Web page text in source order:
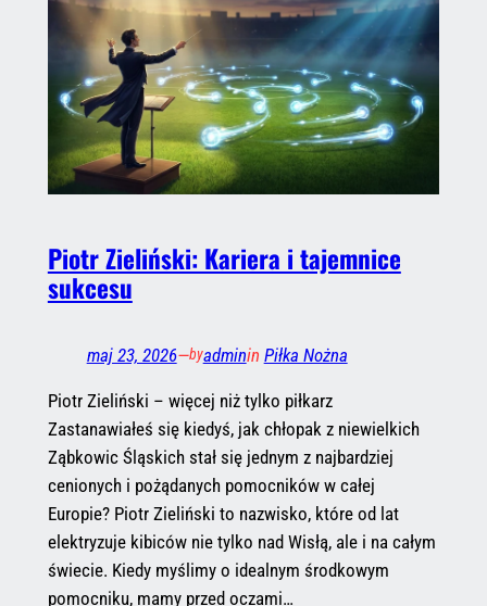
Piotr Zieliński: Kariera i tajemnice
sukcesu
maj 23, 2026—byadminin Piłka Nożna
Piotr Zieliński – więcej niż tylko piłkarz
Zastanawiałeś się kiedyś, jak chłopak z niewielkich
Ząbkowic Śląskich stał się jednym z najbardziej
cenionych i pożądanych pomocników w całej
Europie? Piotr Zieliński to nazwisko, które od lat
elektryzuje kibiców nie tylko nad Wisłą, ale i na całym
świecie. Kiedy myślimy o idealnym środkowym
pomocniku, mamy przed oczami…